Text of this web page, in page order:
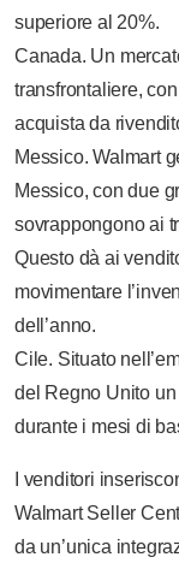
superiore al 20%.
Canada. Un
transfrontaliere, con
acquista da
Messico. Walmart
Messico, con due
sovrappongono ai
Questo dà ai
movimentare
dell’anno.
Cile. Situato
del Regno Unito
durante i mesi di
I venditori
Walmart Seller
da un’unica